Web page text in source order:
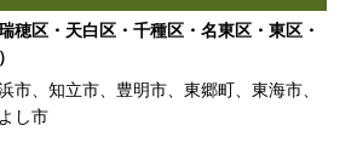
穂区・天白区・千種区・名東区・東区・
市、知立市、豊明市、東郷町、東海市、
し市